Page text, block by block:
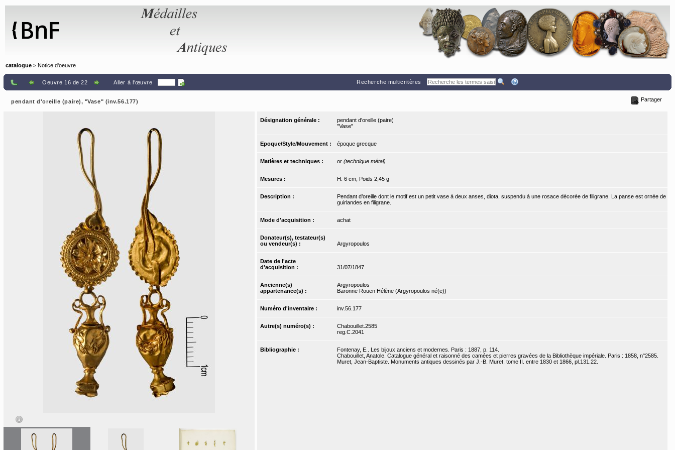
catalogue > Notice d'oeuvre
Oeuvre 16 de 22 Aller à l'œuvre Recherche multicritères
pendant d'oreille (paire), "Vase" (inv.56.177) Partager
Désignation générale :
pendant d'oreille (paire)
"Vase"
Epoque/Style/Mouvement : époque grecque
Matières et techniques : or (technique métal)
Mesures : H. 6 cm, Poids 2,45 g
Description :
Pendant d’oreille dont le motif est un petit vase à deux anses, diota, suspendu à une rosace décorée de filigrane. La panse est ornée de
guirlandes en filigrane.
Mode d'acquisition : achat
Donateur(s), testateur(s)
ou vendeur(s) :
Argyropoulos
Date de l'acte
d'acquisition :
31/07/1847
Ancienne(s)
appartenance(s) :
Argyropoulos
Baronne Rouen Hélène (Argyropoulos né(e))
Numéro d'inventaire : inv.56.177
Autre(s) numéro(s) :
Chabouillet.2585
reg.C.2041
Bibliographie :
Fontenay, E.. Les bijoux anciens et modernes. Paris : 1887, p. 114.
Chabouillet, Anatole. Catalogue général et raisonné des camées et pierres gravées de la Bibliothèque impériale. Paris : 1858, n°2585.
Muret, Jean-Baptiste. Monuments antiques dessinés par J.-B. Muret, tome II. entre 1830 et 1866, pl.131.22.